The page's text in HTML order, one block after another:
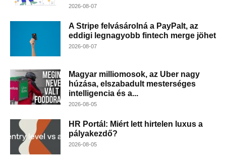
2026-08-07
A Stripe felvásárolná a PayPalt, az
eddigi legnagyobb fintech merge jöhet
2026-08-07
Magyar milliomosok, az Uber nagy
húzása, elszabadult mesterséges
intelligencia és a...
2026-08-05
HR Portál: Miért lett hirtelen luxus a
pályakezdő?
2026-08-05